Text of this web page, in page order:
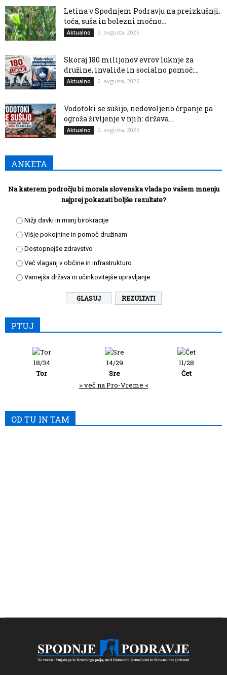
Letina v Spodnjem Podravju na preizkušnji:
toča, suša in bolezni močno...
Aktualno 3. avgusta, 2026
Skoraj 180 milijonov evrov luknje za
družine, invalide in socialno pomoč:...
Aktualno 2. avgusta, 2026
Vodotoki se sušijo, nedovoljeno črpanje pa
ogroža življenje v njih: država...
Aktualno 2. avgusta, 2026
ANKETA
Na katerem področju bi morala slovenska vlada po vašem mnenju
najprej pokazati boljše rezultate?
Nižji davki in manj birokracije
Višje pokojnine in pomoč družinam
Dostopnejše zdravstvo
Več vlaganj v občine in infrastrukturo
Varnejša država in učinkovitejše upravljanje
REZULTATI
PTUJ
18/34
Tor
14/29
Sre
11/28
Čet
> več na Pro-Vreme <
OD TU IN TAM